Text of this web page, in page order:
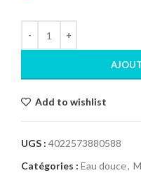
Add to wishlist
UGS : 4022573880588
Catégories : Eau douce,